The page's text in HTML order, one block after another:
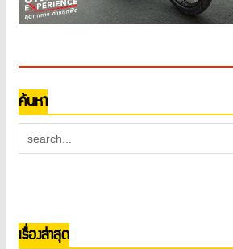
ค้นหา
เรื่องล่าสุด